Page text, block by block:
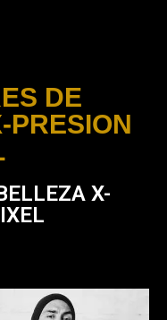
DE
PRESION
X-